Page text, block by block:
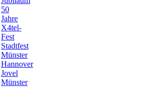
50
Jahre
X4tel-
Fest
Stadtfest
Münster
Hannover
Jovel
Münster